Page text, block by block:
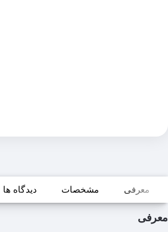
معرفی مشخصات دیدگاه ها
معرفی